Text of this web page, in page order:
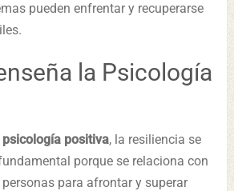
pueden enfrentar y recuperarse
la Psicología
psicología positiva, la resiliencia se
porque se relaciona con
para afrontar y superar